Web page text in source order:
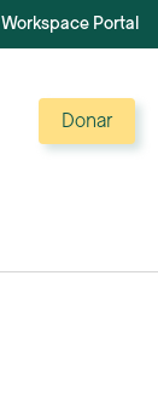
Workspace Portal
Donar